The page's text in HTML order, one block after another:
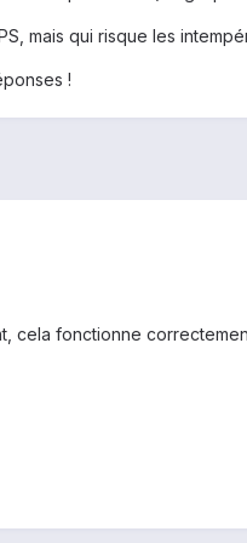
mais qui risque les
!
cela fonctionne